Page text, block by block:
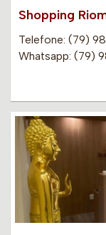
Shopping
Telefone: (79)
Whatsapp: (79)